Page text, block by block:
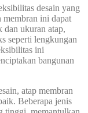
desain yang
ini dapat
dan ukuran atap,
seperti lengkungan
ini
bangunan
atap membran
Beberapa jenis